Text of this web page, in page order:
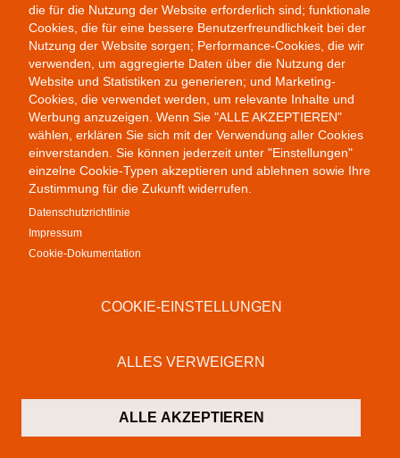
Remix
die für die Nutzung der Website erforderlich sind; funktionale
Cookies, die für eine bessere Benutzerfreundlichkeit bei der
Nutzung der Website sorgen; Performance-Cookies, die wir
verwenden, um aggregierte Daten über die Nutzung der
Website und Statistiken zu generieren; und Marketing-
Cookies, die verwendet werden, um relevante Inhalte und
Werbung anzuzeigen. Wenn Sie "ALLE AKZEPTIEREN"
wählen, erklären Sie sich mit der Verwendung aller Cookies
einverstanden. Sie können jederzeit unter "Einstellungen"
einzelne Cookie-Typen akzeptieren und ablehnen sowie Ihre
Zustimmung für die Zukunft widerrufen.
Datenschutzrichtlinie
Impressum
Cookie-Dokumentation
COOKIE-EINSTELLUNGEN
ALLES VERWEIGERN
ALLE AKZEPTIEREN